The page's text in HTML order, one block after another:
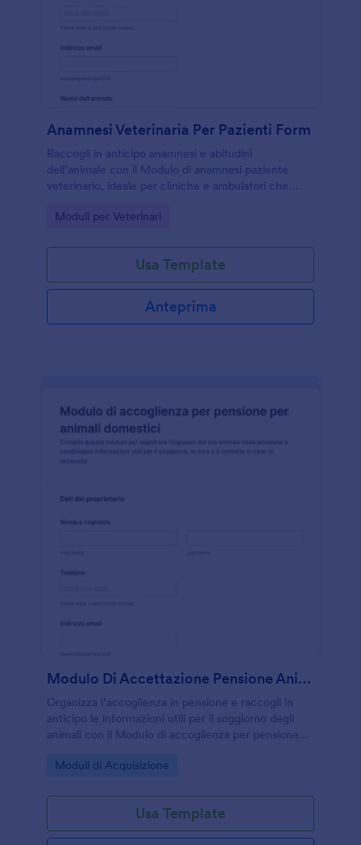
Anamnesi Veterinaria Per Pazienti Form
Raccogli in anticipo anamnesi e abitudini
dell’animale con il Modulo di anamnesi paziente
veterinario, ideale per cliniche e ambulatori che
raccolta dati con Jotform.
Go to Category:
Moduli per Veterinari
Usa Template
Anteprima
Modulo Di Accettazione Pensione Animali
Organizza l’accoglienza in pensione e raccogli in
anticipo le informazioni utili per il soggiorno degli
animali con il Modulo di accoglienza per pensione
di pet sitting e pensioni.
Go to Category:
Moduli di Acquisizione
Usa Template